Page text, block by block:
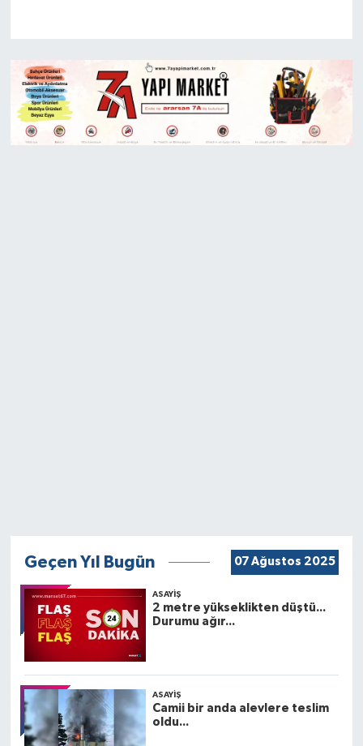
Geçen Yıl Bugün 07 Ağustos 2025
ASAYIŞ
2 metre yükseklikten düştü...
Durumu ağır...
ASAYIŞ
Camii bir anda alevlere teslim
oldu...